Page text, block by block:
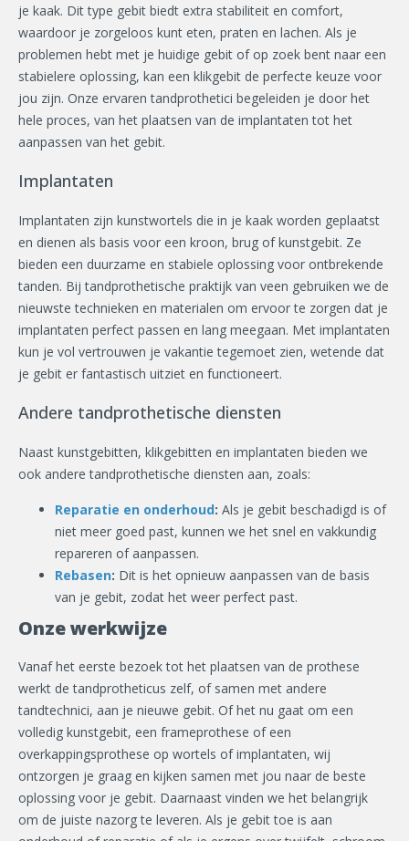
je kaak. Dit type gebit biedt extra stabiliteit en comfort,
waardoor je zorgeloos kunt eten, praten en lachen. Als je
problemen hebt met je huidige gebit of op zoek bent naar een
stabielere oplossing, kan een klikgebit de perfecte keuze voor
jou zijn. Onze ervaren tandprothetici begeleiden je door het
hele proces, van het plaatsen van de implantaten tot het
aanpassen van het gebit.
Implantaten
Implantaten zijn kunstwortels die in je kaak worden geplaatst
en dienen als basis voor een kroon, brug of kunstgebit. Ze
bieden een duurzame en stabiele oplossing voor ontbrekende
tanden. Bij tandprothetische praktijk van veen gebruiken we de
nieuwste technieken en materialen om ervoor te zorgen dat je
implantaten perfect passen en lang meegaan. Met implantaten
kun je vol vertrouwen je vakantie tegemoet zien, wetende dat
je gebit er fantastisch uitziet en functioneert.
Andere tandprothetische diensten
Naast kunstgebitten, klikgebitten en implantaten bieden we
ook andere tandprothetische diensten aan, zoals:
Reparatie en onderhoud: Als je gebit beschadigd is of
niet meer goed past, kunnen we het snel en vakkundig
repareren of aanpassen.
Rebasen: Dit is het opnieuw aanpassen van de basis
van je gebit, zodat het weer perfect past.
Onze werkwijze
Vanaf het eerste bezoek tot het plaatsen van de prothese
werkt de tandprotheticus zelf, of samen met andere
tandtechnici, aan je nieuwe gebit. Of het nu gaat om een
volledig kunstgebit, een frameprothese of een
overkappingsprothese op wortels of implantaten, wij
ontzorgen je graag en kijken samen met jou naar de beste
oplossing voor je gebit. Daarnaast vinden we het belangrijk
om de juiste nazorg te leveren. Als je gebit toe is aan